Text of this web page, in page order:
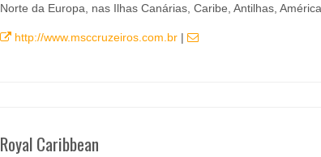
Norte da Europa, nas Ilhas Canárias, Caribe, Antilhas,
http://www.msccruzeiros.com.br |
Royal Caribbean